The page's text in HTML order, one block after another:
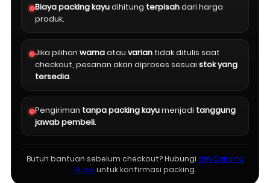
Biaya packing kayudihitung terpisahdari harga
produk.
Jika pilihan warnaatau varian tidak ditulis saat
checkout, pesanan akan diproses sesuai stok yang
tersedia.
Pengiriman tanpa packing kayumenjadi tanggung
jawab pembeli.
Butuh bantuan sebelum checkout? Hubungi tim Salomo
Musikuntuk konfirmasi packing.